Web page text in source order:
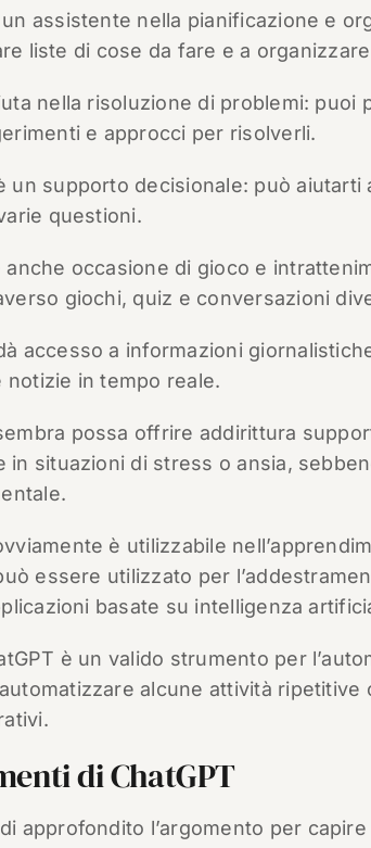
un assistente nella pianificazione e
liste di cose da fare e a
nella risoluzione di problemi:
e approcci per risolverli.
un supporto decisionale: può
questioni.
anche occasione di gioco e
giochi, quiz e conversazioni
accesso a informazioni
notizie in tempo reale.
possa offrire addirittura
in situazioni di stress o ansia,
è utilizzabile
essere utilizzato per
basate su intelligenza
è un valido strumento per
alcune attività
di ChatGPT
approfondito l’argomento per